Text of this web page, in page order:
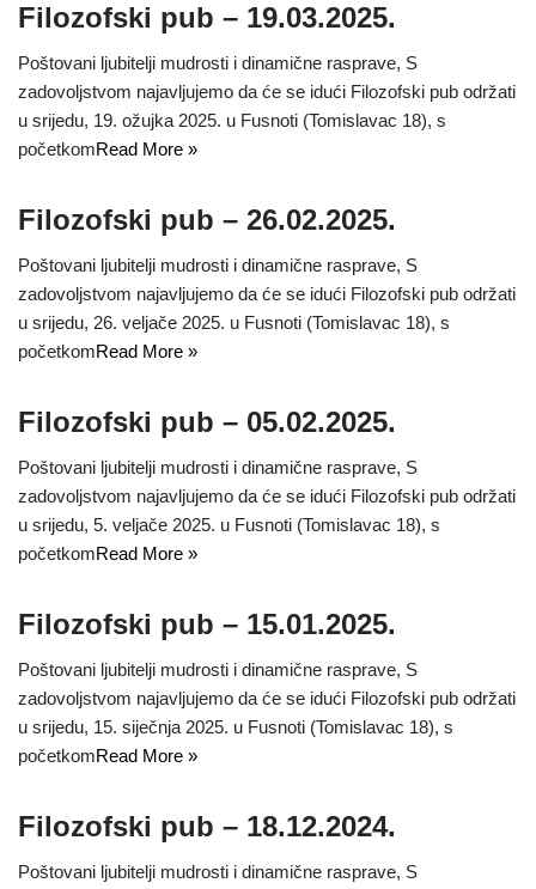
Filozofski pub – 19.03.2025.
Poštovani ljubitelji mudrosti i dinamične rasprave, S
zadovoljstvom najavljujemo da će se idući Filozofski pub održati
u srijedu, 19. ožujka 2025. u Fusnoti (Tomislavac 18), s
početkomRead More »
Filozofski pub – 26.02.2025.
Poštovani ljubitelji mudrosti i dinamične rasprave, S
zadovoljstvom najavljujemo da će se idući Filozofski pub održati
u srijedu, 26. veljače 2025. u Fusnoti (Tomislavac 18), s
početkomRead More »
Filozofski pub – 05.02.2025.
Poštovani ljubitelji mudrosti i dinamične rasprave, S
zadovoljstvom najavljujemo da će se idući Filozofski pub održati
u srijedu, 5. veljače 2025. u Fusnoti (Tomislavac 18), s
početkomRead More »
Filozofski pub – 15.01.2025.
Poštovani ljubitelji mudrosti i dinamične rasprave, S
zadovoljstvom najavljujemo da će se idući Filozofski pub održati
u srijedu, 15. siječnja 2025. u Fusnoti (Tomislavac 18), s
početkomRead More »
Filozofski pub – 18.12.2024.
Poštovani ljubitelji mudrosti i dinamične rasprave, S